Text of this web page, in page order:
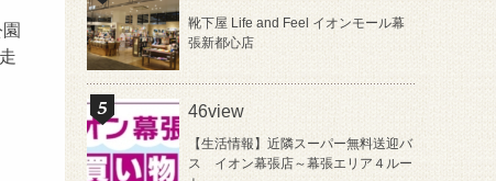
靴下屋 Life and Feel イオンモール幕
張新都心店
46view
【生活情報】近隣スーパー無料送迎バ
ス イオン幕張店～幕張エリア４ルー